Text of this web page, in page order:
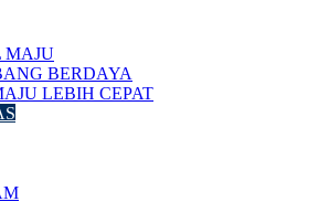
MAJU
BERDAYA
LEBIH CEPAT